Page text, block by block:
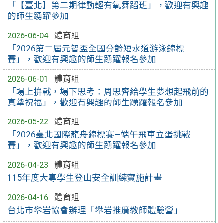
「【臺北】第二期律動輕有氧舞蹈班」，歡迎有興趣
的師生踴躍參加
2026-06-04
體育組
「2026第二屆元智盃全國分齡短水道游泳錦標
賽」，歡迎有興趣的師生踴躍報名參加
2026-06-01
體育組
「場上拚戰，場下思考：周思齊給學生夢想起飛前的
真摯祝福」，歡迎有興趣的師生踴躍報名參加
2026-05-22
體育組
「2026臺北國際龍舟錦標賽—端午飛車立蛋挑戰
賽」，歡迎有興趣的師生踴躍報名參加
2026-04-23
體育組
115年度大專學生登山安全訓練實施計畫
2026-04-16
體育組
台北市攀岩協會辦理「攀岩推廣教師體驗營」